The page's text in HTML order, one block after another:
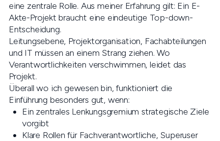
eine zentrale Rolle. Aus meiner Erfahrung gilt: Ein E-
Akte-Projekt braucht eine eindeutige Top-down-
Entscheidung.
Leitungsebene, Projektorganisation, Fachabteilungen
und IT müssen an einem Strang ziehen. Wo
Verantwortlichkeiten verschwimmen, leidet das
Projekt.
Überall wo ich gewesen bin, funktioniert die
Einführung besonders gut, wenn:
Ein zentrales Lenkungsgremium strategische Ziele
vorgibt
Klare Rollen für Fachverantwortliche, Superuser